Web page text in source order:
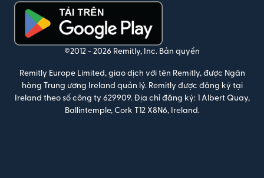
(mở trong cửa sổ mới)
©2012 - 2026 Remitly, Inc. Bản quyền
Remitly Europe Limited, giao dịch với tên Remitly, được Ngân
hàng Trung ương Ireland quản lý. Remitly được đăng ký tại
Ireland theo số công ty 629909. Địa chỉ đăng ký: 1 Albert Quay,
Ballintemple, Cork T12 X8N6, Ireland.